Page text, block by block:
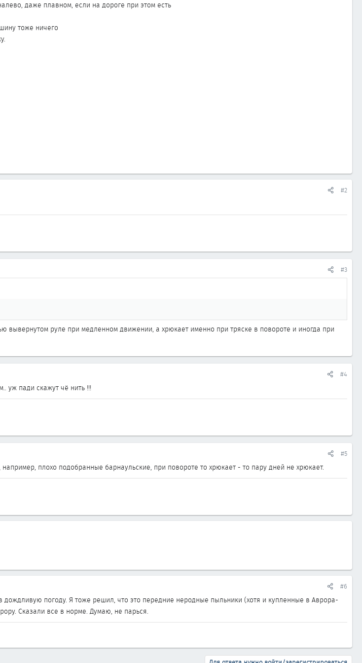
даже плавном, если на дороге при этом есть
тоже ничего
#2
#3
вывернутом руле при медленном движении, а хрюкает именно при тряске в повороте и иногда при
#4
уж пади скажут чё нить !!!
#5
плохо подобранные барнаульские, при повороте то хрюкает - то пару дней не хрюкает.
#6
погоду. Я тоже решил, что это передние неродные пыльники (хотя и купленные в Аврора-
Сказали все в норме. Думаю, не парься.